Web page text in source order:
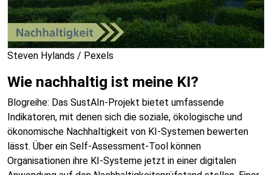
Steven Hylands / Pexels
Wie nachhaltig ist meine KI?
Blogreihe: Das SustAIn-Projekt bietet umfassende
Indikatoren, mit denen sich die soziale, ökologische und
ökonomische Nachhaltigkeit von KI-Systemen bewerten
lässt. Über ein Self-Assessment-Tool können
Organisationen ihre KI-Systeme jetzt in einer digitalen